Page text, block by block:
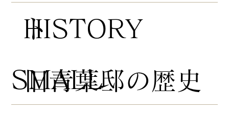
HISTORY
​旧青葉邸の歴史
ト
​SMALL